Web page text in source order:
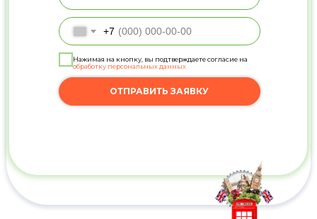
+7
Нажимая на кнопку, вы подтверждаете согласие на
обработку персональных данных
ОТПРАВИТЬ ЗАЯВКУ